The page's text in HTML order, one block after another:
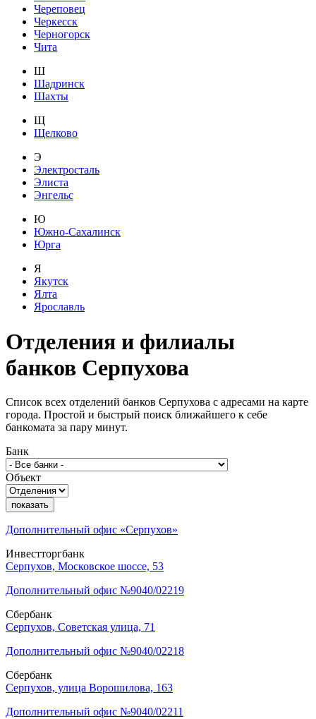
Череповец
Черкесск
Черногорск
Чита
Ш
Шадринск
Шахты
Щ
Щелково
Э
Электросталь
Элиста
Энгельс
Ю
Южно-Сахалинск
Юрга
Я
Якутск
Ялта
Ярославль
Отделения и филиалы
банков Серпухова
Список всех отделений банков Серпухова с адресами на карте
города. Простой и быстрый поиск ближайшего к себе
банкомата за пару минут.
Банк
Объект
показать
Дополнительный офис «Серпухов»
Инвестторгбанк
Серпухов, Московское шоссе, 53
Дополнительный офис №9040/02219
Сбербанк
Серпухов, Советская улица, 71
Дополнительный офис №9040/02218
Сбербанк
Серпухов, улица Ворошилова, 163
Дополнительный офис №9040/02211